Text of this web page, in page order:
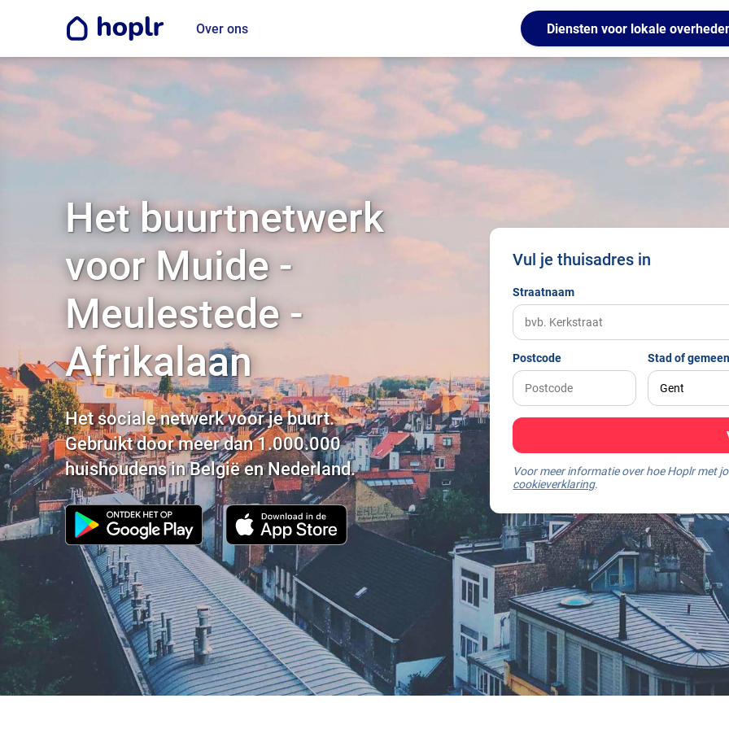
Over ons Diensten voor lokale
Het buurtnetwerk
voor Muide -
Meulestede -
Afrikalaan
Het sociale netwerk voor je buurt.
Gebruikt door meer dan 1.000.000
huishoudens in België en Nederland.
Vul je thuisadres in
Straatnaam
Postcode Stad of
Voor meer informatie over hoe Hoplr met
cookieverklaring.